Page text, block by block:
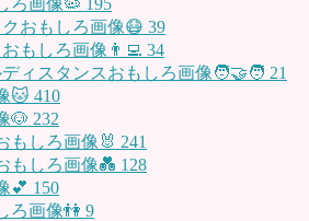
おもしろ画像😷 39
もしろ画像👨‍💻 34
ィスタンスおもしろ画像🧑‍🤝‍🧑 21
🐱 410
🐶 232
もしろ画像🐰 241
もしろ画像💑 128
💕 150
ろ画像👫 9